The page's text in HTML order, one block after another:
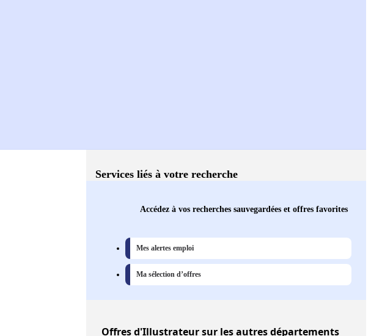
Services liés à votre recherche
Accédez à vos recherches sauvegardées et offres favorites
Mes alertes emploi
Ma sélection d’offres
Offresd'Illustrateur sur les autres départements